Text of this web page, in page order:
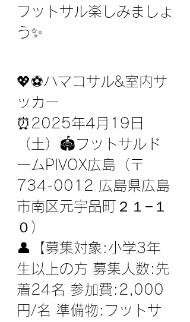
フットサル楽しみましょ
う✨
💖⁣⁣⁣⁣⚽️ハマコサル&室内サ
ッカー
⁣⁣⏰2025年4月19日
（土）⁣⁣🏟フットサルド
ームPIVOX広島⁣（〒
734-0012 広島県広島
市南区元宇品町２１−１
０）
⁣⁣👤【募集対象:小学3年
生以上の方 募集人数:先
着24名 参加費:2,000
円/名 準備物:フットサ